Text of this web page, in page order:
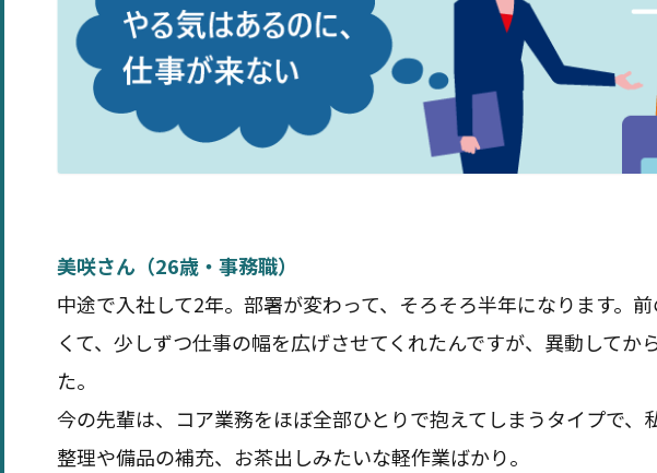
美咲さん（26歳・事務職）
中途で入社して2年。部署が変わって、そろそろ半年になります。
くて、少しずつ仕事の幅を広げさせてくれたんですが、異動してか
た。
今の先輩は、コア業務をほぼ全部ひとりで抱えてしまうタイプで、
整理や備品の補充、お茶出しみたいな軽作業ばかり。